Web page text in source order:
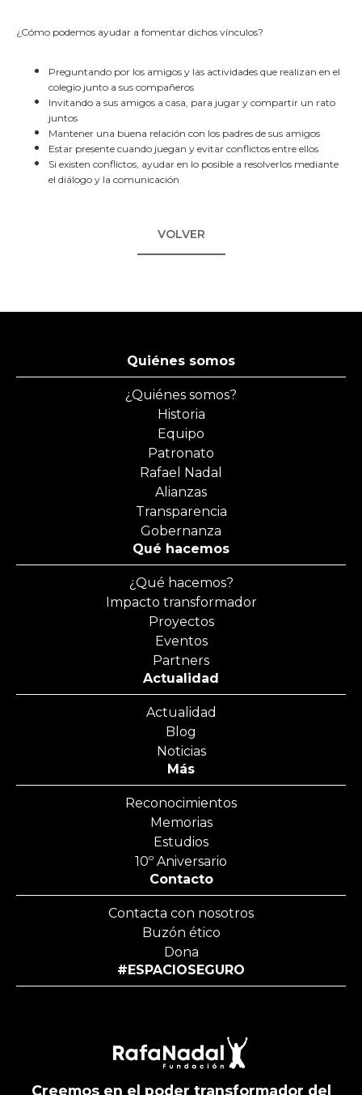
¿Cómo podemos ayudar a fomentar dichos vínculos?
Preguntando por los amigos y las actividades que realizan en el
colegio junto a sus compañeros
Invitando a sus amigos a casa, para jugar y compartir un rato
juntos
Mantener una buena relación con los padres de sus amigos
Estar presente cuando juegan y evitar conflictos entre ellos
Si existen conflictos, ayudar en lo posible a resolverlos mediante
el diálogo y la comunicación
VOLVER
Quiénes somos
¿Quiénes somos?
Historia
Equipo
Patronato
Rafael Nadal
Alianzas
Transparencia
Gobernanza
Qué hacemos
¿Qué hacemos?
Impacto transformador
Proyectos
Eventos
Partners
Actualidad
Actualidad
Blog
Noticias
Más
Reconocimientos
Memorias
Estudios
10º Aniversario
Contacto
Contacta con nosotros
Buzón ético
Dona
#ESPACIOSEGURO
Creemos en el poder transformador del